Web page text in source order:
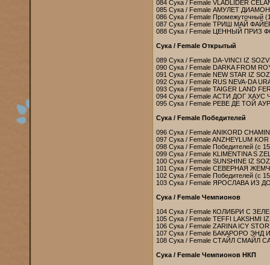
084 Сука / Female VLADLIDER
085 Сука / Female АМУЛЕТ
086 Сука / Female Промежуточный
087 Сука / Female ТРИШ МАЙ
088 Сука / Female ЦЕННЫЙ ПРИЗ
Сука / Female Открытый
089 Сука / Female DA-VINCI IZ
090 Сука / Female DARKA FROM
091 Сука / Female NEW STAR IZ
092 Сука / Female RUS NEVA-DA
093 Сука / Female TAIGER LAND
094 Сука / Female АСТИ ДОГ ХАУС
095 Сука / Female РЕВЕ ДЕ ТОЙ
Сука / Female Победителей
096 Сука / Female ANIKORD
097 Сука / Female ANZHEYLUM
098 Сука / Female Победителей (с
099 Сука / Female KLIMENTINA S
100 Сука / Female SUNSHINE IZ
101 Сука / Female СЕВЕРНАЯ
102 Сука / Female Победителей (с
103 Сука / Female ЯРОСЛАВА ИЗ
Сука / Female Чемпионов
104 Сука / Female КОЛИБРИ С
105 Сука / Female TEFFI LAKSHMI
106 Сука / Female ZARINA ICY
107 Сука / Female БАКАРОРО
108 Сука / Female СТАЙЛ СМАЙЛ
Сука / Female Чемпионов НКП